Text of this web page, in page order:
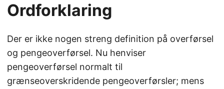
Ordforklaring
Der er ikke nogen streng definition på overførsel
og pengeoverførsel. Nu henviser
pengeoverførsel normalt til
grænseoverskridende pengeoverførsler; mens